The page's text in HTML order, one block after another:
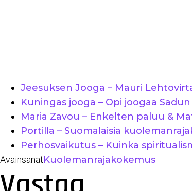
Jeesuksen Jooga – Mauri
Kuningas jooga – Opi joogaa Sadun
Maria Zavou – Enkelten paluu &
Portilla – Suomalaisia
Perhosvaikutus – Kuinka
AvainsanatKuolemanrajakokemus